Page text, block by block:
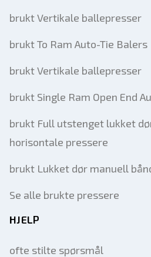
brukt Vertikale ballepresser
brukt To Ram Auto-Tie Balers
brukt Vertikale ballepresser
brukt Single Ram Open End
brukt Full utstenget lukket
horisontale pressere
brukt Lukket dør manuell
Se alle brukte pressere
HJELP
ofte stilte spørsmål